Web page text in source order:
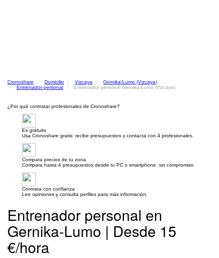
Cronoshare Domicilio Vizcaya
Gernika-Lumo (Vizcaya)
Entrenador personal
Entrenador personal Gernika-Lumo (Vizcaya)
¿Por qué contratar profesionales de Cronoshare?
Es gratuito
Usa Cronoshare gratis: recibe presupuestos y contacta con 4 profesionales.
Compara precios de tu zona
Compara hasta 4 presupuestos desde tu PC o smartphone, sin compromiso.
Contrata con confianza
Lee opiniones y consulta perfiles para más información.
Entrenador personal en
Gernika-Lumo | Desde 15
€/hora